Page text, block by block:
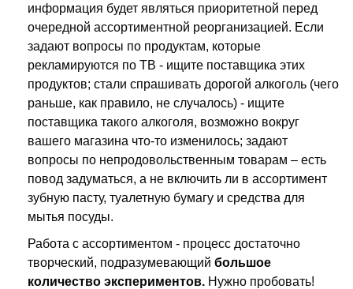
информация будет являться приоритетной перед
очередной ассортиментной реорганизацией. Если
задают вопросы по продуктам, которые
рекламируются по ТВ - ищите поставщика этих
продуктов; стали спрашивать дорогой алкоголь (чего
раньше, как правило, не случалось) - ищите
поставщика такого алкоголя, возможно вокруг
вашего магазина что-то изменилось; задают
вопросы по непродовольственным товарам – есть
повод задуматься, а не включить ли в ассортимент
зубную пасту, туалетную бумагу и средства для
мытья посуды.
Работа с ассортиментом - процесс достаточно
творческий, подразумевающий большое
количество экспериментов. Нужно пробовать!